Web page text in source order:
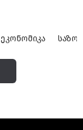
ᲔᲙᲝᲜᲝᲛᲘᲙᲐ